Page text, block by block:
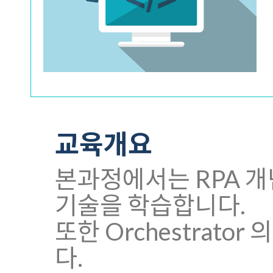
교육개요
본과정에서는 RPA
기술을 학습합니다.
또한 Orchestrator 의
다.